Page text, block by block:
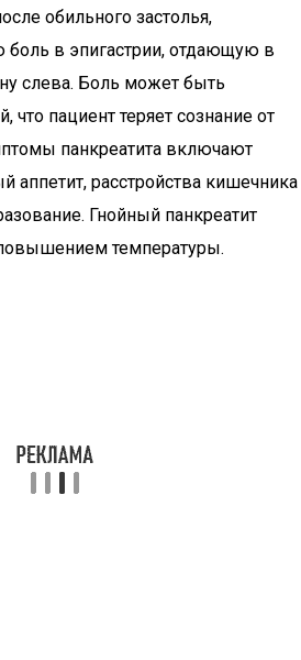
обильного застолья,
в эпигастрии, отдающую в
слева. Боль может быть
что пациент теряет сознание от
панкреатита включают
аппетит, расстройства кишечника
Гнойный панкреатит
температуры.